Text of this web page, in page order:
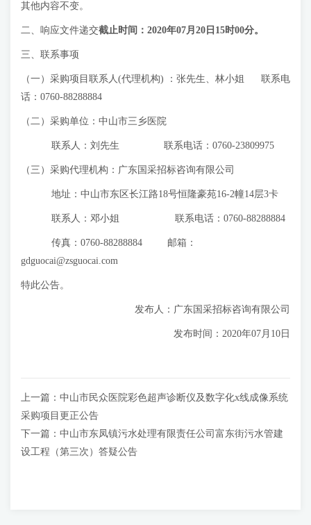
其他内容不变。
二、响应文件递交截止时间： 2020年07月20日15时00分。
三、联系事项
（一）采购项目联系人(代理机构) ：张先生、林小姐 联系电
话：0760-88288884
（二）采购单位：中山市三乡医院
联系人：刘先生 联系电话：0760-23809975
（三）采购代理机构：广东国采招标咨询有限公司
地址：中山市东区长江路18号恒隆豪苑16-2幢14层3卡
联系人：邓小姐 联系电话：0760-88288884
传真：0760-88288884 邮箱：
gdguocai@zsguocai.com
特此公告。
发布人：广东国采招标咨询有限公司
发布时间：2020年07月10日
上一篇： 中山市民众医院彩色超声诊断仪及数字化x线成像系统
采购项目更正公告
下一篇： 中山市东凤镇污水处理有限责任公司富东街污水管建
设工程（第三次）答疑公告